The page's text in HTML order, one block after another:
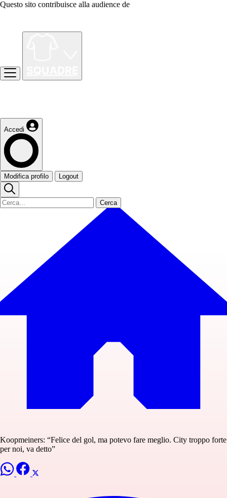
Questo sito contribuisce alla audience de
Accedi
Modifica profilo Logout
Cerca
Koopmeiners: “Felice del gol, ma potevo fare meglio. City troppo forte
per noi, va detto”